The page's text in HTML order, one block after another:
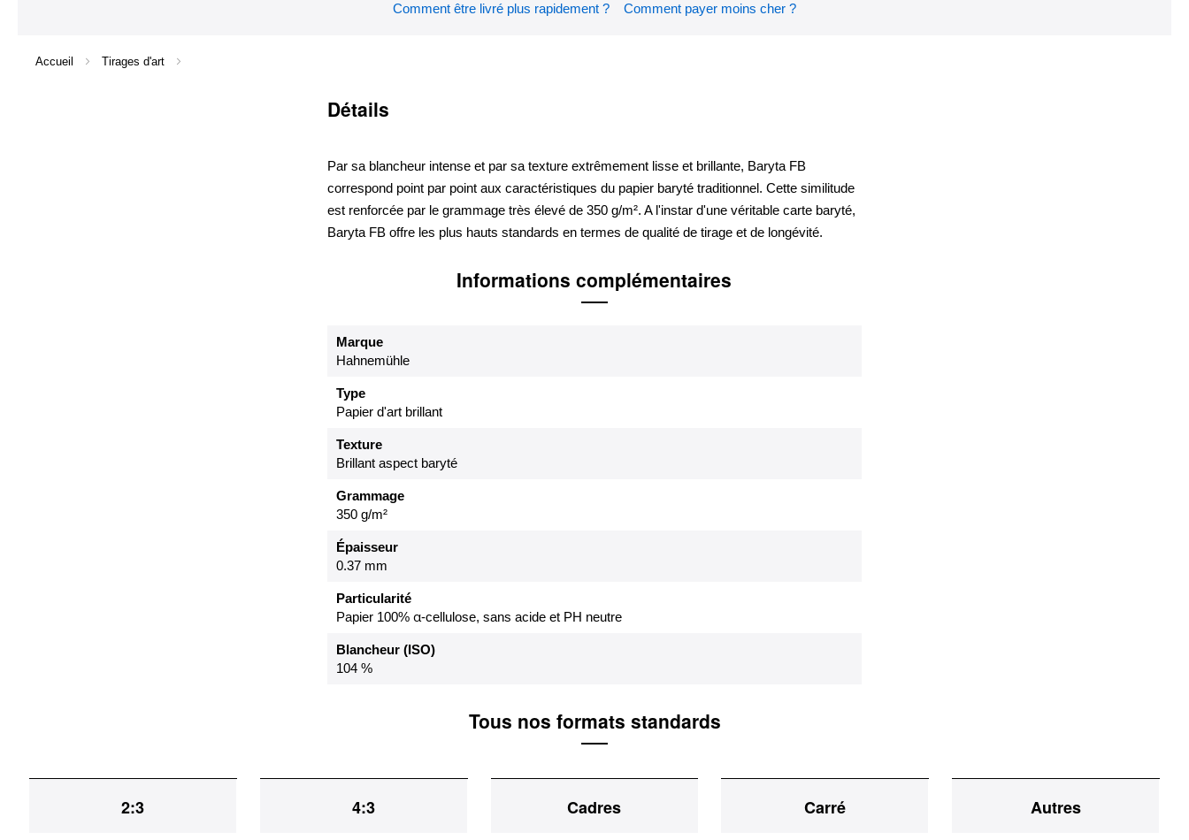
Comment être livré plus rapidement ? Comment payer moins cher ?
Accueil Tirages d'art
Détails
Par sa blancheur intense et par sa texture extrêmement lisse et brillante, Baryta FB
correspond point par point aux caractéristiques du papier baryté traditionnel. Cette similitude
est renforcée par le grammage très élevé de 350 g/m². A l'instar d'une véritable carte baryté,
Baryta FB offre les plus hauts standards en termes de qualité de tirage et de longévité.
Informations complémentaires
Marque
Hahnemühle
Type
Papier d'art brillant
Texture
Brillant aspect baryté
Grammage
350 g/m²
Épaisseur
0.37 mm
Particularité
Papier 100% α-cellulose, sans acide et PH neutre
Blancheur (ISO)
104 %
Tous nos formats standards
2:3 4:3 Cadres Carré Autres